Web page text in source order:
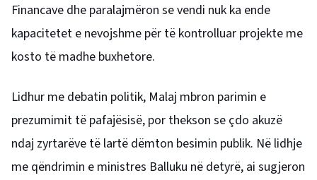
Financave dhe paralajmëron se vendi nuk ka ende
kapacitetet e nevojshme për të kontrolluar projekte me
kosto të madhe buxhetore.
Lidhur me debatin politik, Malaj mbron parimin e
prezumimit të pafajësisë, por thekson se çdo akuzë
ndaj zyrtarëve të lartë dëmton besimin publik. Në lidhje
me qëndrimin e ministres Balluku në detyrë, ai sugjeron